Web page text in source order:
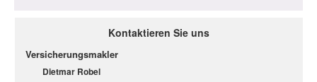
Kontaktieren Sie uns
Versicherungsmakler
Dietmar Robel